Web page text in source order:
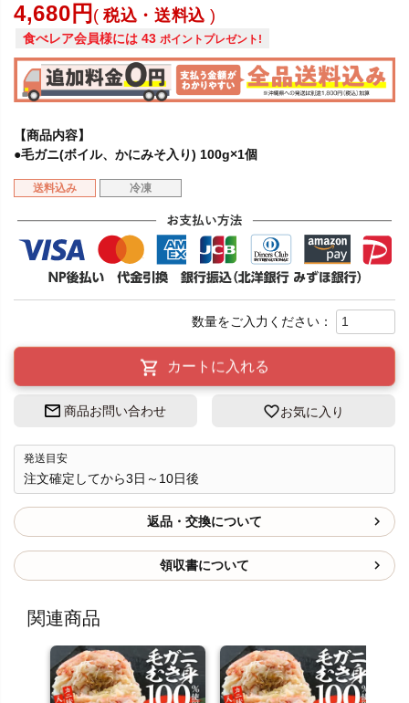
4,680 税込・送料込
食べレア会員様には 43 ポイントプレゼント!
【商品内容】
●毛ガニ(ボイル、かにみそ入り) 100g×1個
送料込み 冷凍
カートに入れる
商品お問い合わせ お気に入り
発送目安
注文確定してから3日～10日後
返品・交換について
領収書について
関連商品